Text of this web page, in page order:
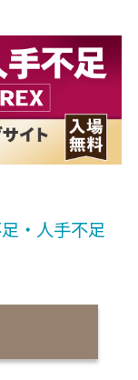
・人手不足